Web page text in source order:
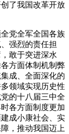
了我国改革开放
党全军全国各族
强烈的责任担
敢于突进深水
方面体制机制弊
成、全面深化的
领域实现历史性
的十八届三中全
各方面制度更加
成小康社会、实
，推动我国迈上